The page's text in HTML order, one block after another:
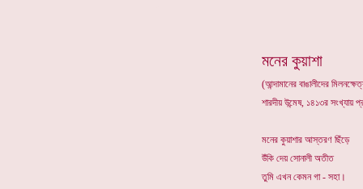
মনের কুয়াশা
(আন্দামানের বাঙালীদের
শারদীয় উন্মেষ, ১৪১৩র সংখ্যায়
মনের কুয়াশার আস্তরণ ছিঁড়ে
উঁকি দেয় সোনালী অতীত
তুমি এখন কেমন গা - সহা।